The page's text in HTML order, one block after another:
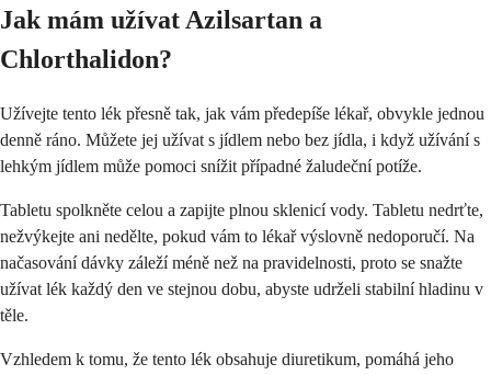
Jak mám užívat Azilsartan a
Chlorthalidon?
Užívejte tento lék přesně tak, jak vám předepíše lékař, obvykle jednou
denně ráno. Můžete jej užívat s jídlem nebo bez jídla, i když užívání s
lehkým jídlem může pomoci snížit případné žaludeční potíže.
Tabletu spolkněte celou a zapijte plnou sklenicí vody. Tabletu nedrťte,
nežvýkejte ani nedělte, pokud vám to lékař výslovně nedoporučí. Na
načasování dávky záleží méně než na pravidelnosti, proto se snažte
užívat lék každý den ve stejnou dobu, abyste udrželi stabilní hladinu v
těle.
Vzhledem k tomu, že tento lék obsahuje diuretikum, pomáhá jeho